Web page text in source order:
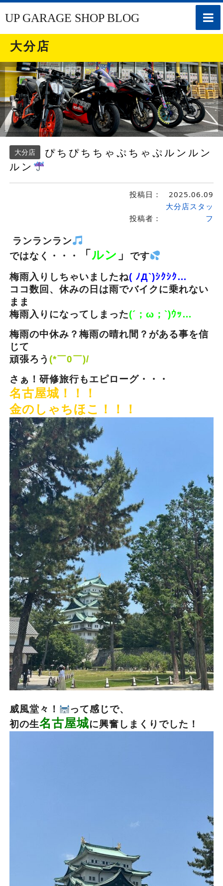
toggle
UP GARAGE SHOP BLOG
大分店
大分店
ぴちぴちちゃぷちゃぷルンルン
ルン
投稿日： 2025.06.09
投稿者：
大分店スタッ
フ
ランランラン
ではなく・・・
「 ルン 」
です
梅雨入りしちゃいましたね( ﾉД`)ｼｸｼｸ…
ココ数回、休みの日は雨でバイクに乗れない
まま
梅雨入りになってしまった(´；ω；`)ｳｯ…
梅雨の中休み？梅雨の晴れ間？がある事を信
じて
頑張ろう (*￣0￣)/
さぁ！研修旅行もエピローグ・・・
名古屋城！！！
金のしゃちほこ！！！
威風堂々！
って感じで、
初の生名古屋城に興奮しまくりでした！